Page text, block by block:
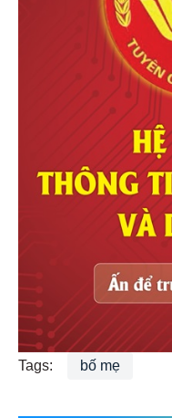
Tags: bố mẹ